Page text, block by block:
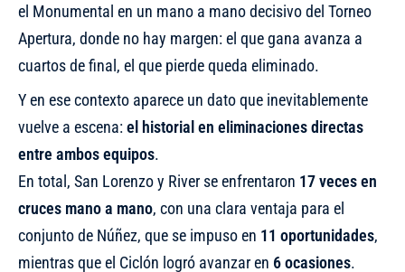
el Monumental en un mano a mano decisivo del Torneo
Apertura, donde no hay margen: el que gana avanza a
cuartos de final, el que pierde queda eliminado.
Y en ese contexto aparece un dato que inevitablemente
vuelve a escena:el historial en eliminaciones directas
entre ambos equipos.
En total, San Lorenzo y River se enfrentaron 17 veces en
cruces mano a mano, con una clara ventaja para el
conjunto de Núñez, que se impuso en 11 oportunidades,
mientras que el Ciclón logró avanzar en 6 ocasiones.